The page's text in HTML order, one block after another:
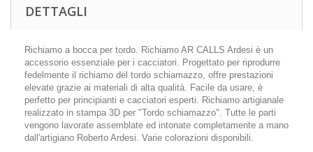
DETTAGLI
Richiamo a bocca per tordo. Richiamo AR CALLS Ardesi è un
accessorio essenziale per i cacciatori. Progettato per riprodurre
fedelmente il richiamo del tordo schiamazzo, offre prestazioni
elevate grazie ai materiali di alta qualità. Facile da usare, è
perfetto per principianti e cacciatori esperti. Richiamo artigianale
realizzato in stampa 3D per "Tordo schiamazzo". Tutte le parti
vengono lavorate assemblate ed intonate completamente a mano
dall'artigiano Roberto Ardesi. Varie colorazioni disponibili.